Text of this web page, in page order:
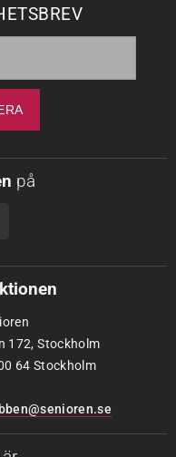
på
172, Stockholm
64 Stockholm